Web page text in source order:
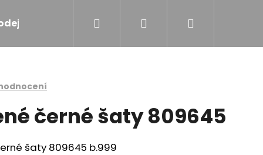
Přihlášení
černé šaty 809645
šaty 809645 b.999